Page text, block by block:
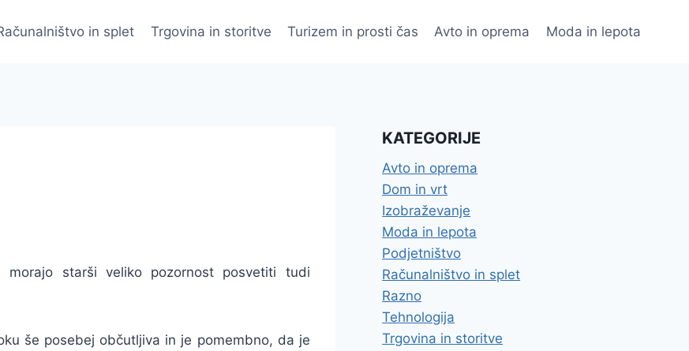
in splet Trgovina in storitve Turizem in prosti čas Avto in oprema Moda in lepota
morajo starši veliko pozornost posvetiti tudi
še posebej občutljiva in je pomembno, da je
KATEGORIJE
Avto in oprema
Dom in vrt
Izobraževanje
Moda in lepota
Podjetništvo
Računalništvo in splet
Razno
Tehnologija
Trgovina in storitve